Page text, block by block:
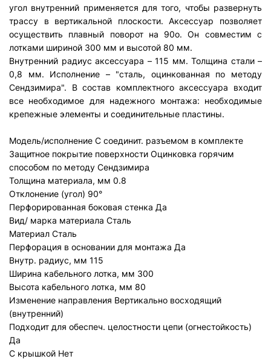
угол внутренний применяется для того, чтобы развернуть
трассу в вертикальной плоскости. Аксессуар позволяет
осуществить плавный поворот на 90о. Он совместим с
лотками шириной 300 мм и высотой 80 мм.
Внутренний радиус аксессуара – 115 мм. Толщина стали –
0,8 мм. Исполнение – "сталь, оцинкованная по методу
Сендзимира". В состав комплектного аксессуара входит
все необходимое для надежного монтажа: необходимые
крепежные элементы и соединительные пластины.
Модель/исполнение С соединит. разъемом в комплекте
Защитное покрытие поверхности Оцинковка горячим
способом по методу Сендзимира
Толщина материала, мм 0.8
Отклонение (угол) 90°
Перфорированная боковая стенка Да
Вид/ марка материала Сталь
Материал Сталь
Перфорация в основании для монтажа Да
Внутр. радиус, мм 115
Ширина кабельного лотка, мм 300
Высота кабельного лотка, мм 80
Изменение направления Вертикально восходящий
(внутренний)
Подходит для обеспеч. целостности цепи (огнестойкость)
Да
С крышкой Нет